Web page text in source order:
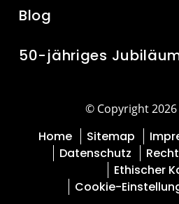
Blog
50-jähriges
© Copyright
Home Sitemap
Datenschutz
Ethischer
Cookie-